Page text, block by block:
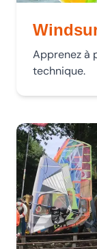
Apprenez à
technique.